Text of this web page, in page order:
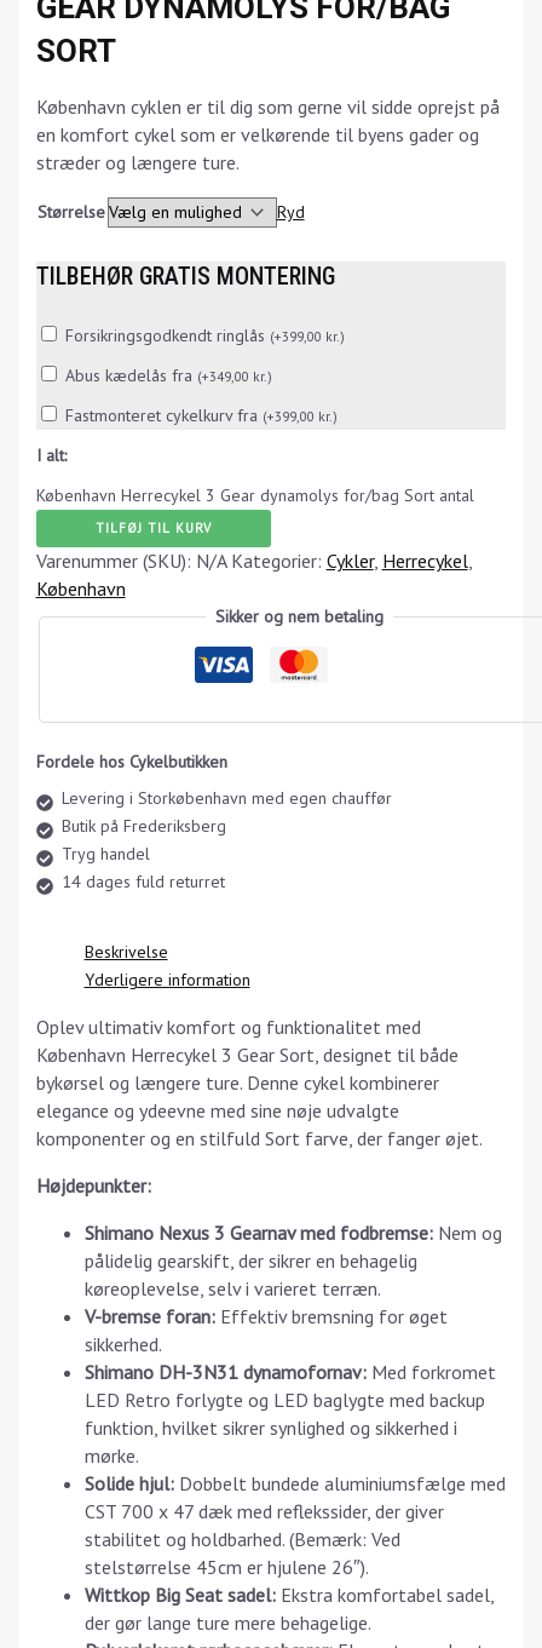
SORT
København cyklen er til dig som gerne vil sidde oprejst på
en komfort cykel som er velkørende til byens gader og
stræder og længere ture.
Størrelse Ryd
TILBEHØR GRATIS MONTERING
Forsikringsgodkendt ringlås (+399,00 kr.)
Abus kædelås fra (+349,00 kr.)
Fastmonteret cykelkurv fra (+399,00 kr.)
I alt:
København Herrecykel 3 Gear dynamolys for/bag Sort antal
TILFØJ TIL KURV
Varenummer (SKU): N/A Kategorier: Cykler, Herrecykel,
København
Sikker og nem betaling
Fordele hos Cykelbutikken
Levering i Storkøbenhavn med egen chauffør
Butik på Frederiksberg
Tryg handel
14 dages fuld returret
Beskrivelse
Yderligere information
Oplev ultimativ komfort og funktionalitet med
København Herrecykel 3 Gear Sort, designet til både
bykørsel og længere ture. Denne cykel kombinerer
elegance og ydeevne med sine nøje udvalgte
komponenter og en stilfuld Sort farve, der fanger øjet.
Højdepunkter:
Shimano Nexus 3 Gearnav med fodbremse:Nem og
pålidelig gearskift, der sikrer en behagelig
køreoplevelse, selv i varieret terræn.
V-bremse foran:Effektiv bremsning for øget
sikkerhed.
Shimano DH-3N31 dynamofornav:Med forkromet
LED Retro forlygte og LED baglygte med backup
funktion, hvilket sikrer synlighed og sikkerhed i
mørke.
Solide hjul:Dobbelt bundede aluminiumsfælge med
CST 700 x 47 dæk med reflekssider, der giver
stabilitet og holdbarhed. (Bemærk: Ved
stelstørrelse 45cm er hjulene 26″).
Wittkop Big Seat sadel:Ekstra komfortabel sadel,
der gør lange ture mere behagelige.